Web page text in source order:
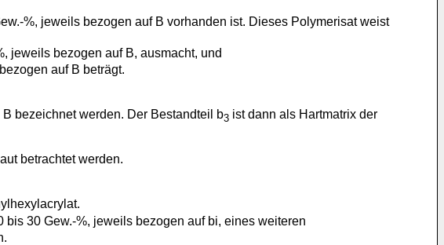
%, jeweils bezogen auf B vorhanden ist. Dieses Polymerisat weist
jeweils bezogen auf B, ausmacht, und
auf B beträgt.
bezeichnet werden. Der Bestandteil b3 ist dann als Hartmatrix der
betrachtet werden.
30 Gew.-%, jeweils bezogen auf bi, eines weiteren